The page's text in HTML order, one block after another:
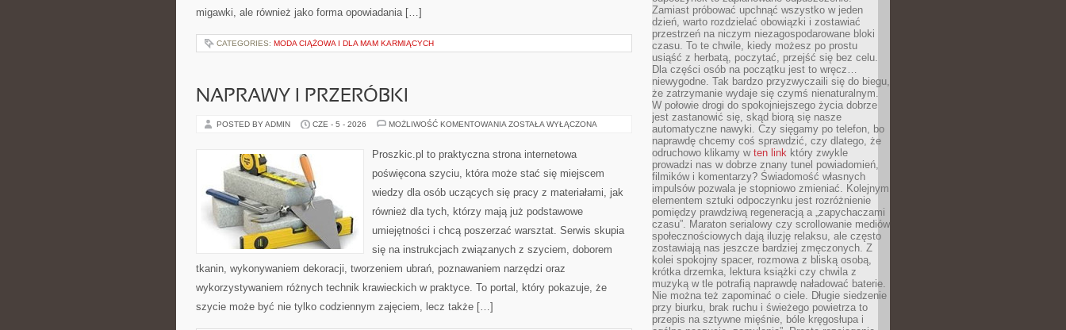
migawki, ale również jako forma opowiadania […]
CATEGORIES: MODA CIĄŻOWA I DLA MAM KARMIĄCYCH
NAPRAWY I PRZERÓBKI
POSTED BY ADMIN CZE - 5 - 2026 MOŻLIWOŚĆ KOMENTOWANIA NAPRAWY
ZOSTAŁA WYŁĄCZONA
Proszkic.pl to praktyczna strona internetowa
poświęcona szyciu, która może stać się miejscem
wiedzy dla osób uczących się pracy z materiałami, jak
również dla tych, którzy mają już podstawowe
umiejętności i chcą poszerzać warsztat. Serwis skupia
się na instrukcjach związanych z szyciem, doborem
tkanin, wykonywaniem dekoracji, tworzeniem ubrań, poznawaniem narzędzi oraz
wykorzystywaniem różnych technik krawieckich w praktyce. To portal, który pokazuje, że
szycie może być nie tylko codziennym zajęciem, lecz także […]
Zamiast próbować upchnąć wszystko w jeden
dzień, warto rozdzielać obowiązki i zostawiać
przestrzeń na niczym niezagospodarowane bloki
czasu. To te chwile, kiedy możesz po prostu
usiąść z herbatą, poczytać, przejść się bez celu.
Dla części osób na początku jest to wręcz…
niewygodne. Tak bardzo przyzwyczaili się do biegu,
że zatrzymanie wydaje się czymś nienaturalnym.
W połowie drogi do spokojniejszego życia dobrze
jest zastanowić się, skąd biorą się nasze
automatyczne nawyki. Czy sięgamy po telefon, bo
naprawdę chcemy coś sprawdzić, czy dlatego, że
odruchowo klikamy w ten link który zwykle
prowadzi nas w dobrze znany tunel powiadomień,
filmików i komentarzy? Świadomość własnych
impulsów pozwala je stopniowo zmieniać. Kolejnym
elementem sztuki odpoczynku jest rozróżnienie
pomiędzy prawdziwą regeneracją a „zapychaczami
czasu”. Maraton serialowy czy scrollowanie mediów
społecznościowych dają iluzję relaksu, ale często
zostawiają nas jeszcze bardziej zmęczonych. Z
kolei spokojny spacer, rozmowa z bliską osobą,
krótka drzemka, lektura książki czy chwila z
muzyką w tle potrafią naprawdę naładować baterie.
Nie można też zapominać o ciele. Długie siedzenie
przy biurku, brak ruchu i świeżego powietrza to
przepis na sztywne mięśnie, bóle kręgosłupa i